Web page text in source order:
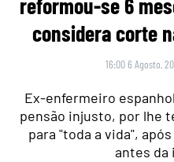
reformou-se 6
considera corte
16:00 6 Agosto,
Ex-enfermeiro
pensão injusto, por lhe
para "toda a vida",
antes da